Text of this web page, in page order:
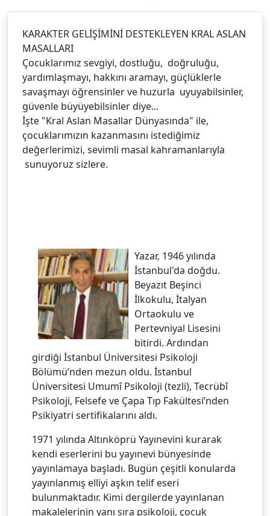
KARAKTER GELİŞİMİNİ DESTEKLEYEN KRAL ASLAN
MASALLARI
Çocuklarımız sevgiyi, dostluğu, doğruluğu,
yardımlaşmayı, hakkını aramayı, güçlüklerle
savaşmayı öğrensinler ve huzurla uyuyabilsinler,
güvenle büyüyebilsinler diye...
İşte "Kral Aslan Masallar Dünyasında" ile,
çocuklarımızın kazanmasını istediğimiz
değerlerimizi, sevimli masal kahramanlarıyla
sunuyoruz sizlere.
Yazar, 1946 yılında
İstanbul'da doğdu.
Beyazıt Beşinci
İlkokulu, İtalyan
Ortaokulu ve
Pertevniyal Lisesini
bitirdi. Ardından
girdiği İstanbul Üniversitesi Psikoloji
Bölümü’nden mezun oldu. İstanbul
Üniversitesi Umumî Psikoloji (tezli), Tecrübî
Psikoloji, Felsefe ve Çapa Tıp Fakültesi’nden
Psikiyatri sertifikalarını aldı.
1971 yılında Altınköprü Yayınevini kurarak
kendi eserlerini bu yayınevi bünyesinde
yayınlamaya başladı. Bugün çeşitli konularda
yayınlanmış elliyi aşkın telif eseri
bulunmaktadır. Kimi dergilerde yayınlanan
makalelerinin yanı sıra psikoloji, çocuk